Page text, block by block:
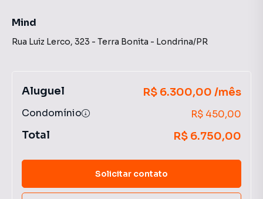
Mind
Rua Luiz Lerco, 323 - Terra Bonita - Londrina/PR
Aluguel R$ 6.300,00 /mês
Condomínio R$ 450,00
Total R$ 6.750,00
Solicitar contato